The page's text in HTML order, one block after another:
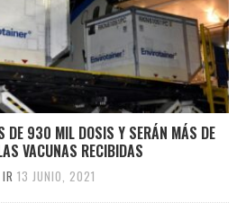
DE 930 MIL DOSIS Y SERÁN MÁS DE
VACUNAS RECIBIDAS
13 JUNIO, 2021